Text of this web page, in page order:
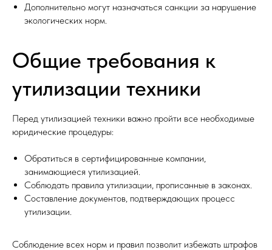
Дополнительно могут назначаться санкции за нарушение
экологических норм.
Общие требования к
утилизации техники
Перед утилизацией техники важно пройти все необходимые
юридические процедуры:
Обратиться в сертифицированные компании,
занимающиеся утилизацией.
Соблюдать правила утилизации, прописанные в законах.
Составление документов, подтверждающих процесс
утилизации.
Соблюдение всех норм и правил позволит избежать штрафов